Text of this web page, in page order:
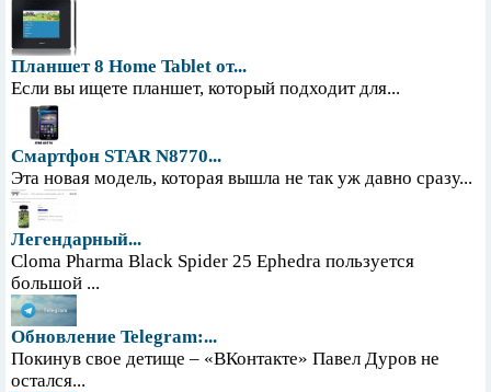
Планшет 8 Home Tablet от...
Если вы ищете планшет, который подходит для...
Смартфон STAR N8770...
Эта новая модель, которая вышла не так уж давно сразу...
Легендарный...
Cloma Pharma Black Spider 25 Ephedra пользуется
большой ...
Обновление Telegram:...
Покинув свое детище – «ВКонтакте» Павел Дуров не
остался...